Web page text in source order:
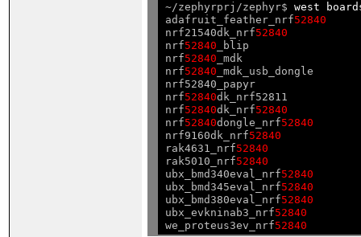
~/zephyrprj/zephyr$ west
adafruit_feather_nrf52840
nrf21540dk_nrf52840
nrf52840 _blip
nrf52840 _mdk
nrf52840 _mdk_usb_dongle
nrf52840_papyr
nrf52840dk_nrf52811
nrf52840dk_nrf52840
nrf52840dongle_nrf52840
nrf9160dk_nrf52840
rak4631_nrf52840
rak5010_nrf52840
ubx_bmd340eval_nrf52840
ubx_bmd345eval_nrf52840
ubx_bmd380eval_nrf52840
ubx_evkninab3_nrf52840
we_proteus3ev_nrf